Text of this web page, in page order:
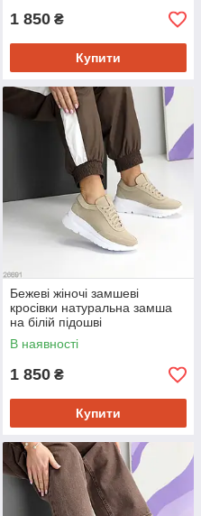
1 850 ₴
Купити
Бежеві жіночі замшеві
кросівки натуральна замша
на білій підошві
В наявності
1 850 ₴
Купити